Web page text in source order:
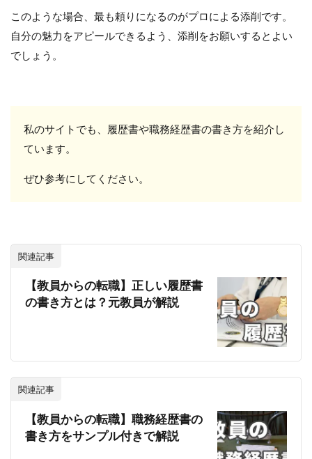
このような場合、最も頼りになるのがプロによる添削です。
自分の魅力をアピールできるよう、添削をお願いするとよい
でしょう。
私のサイトでも、履歴書や職務経歴書の書き方を紹介し
ています。
ぜひ参考にしてください。
関連記事
【教員からの転職】正しい履歴書
の書き方とは？元教員が解説
関連記事
【教員からの転職】職務経歴書の
書き方をサンプル付きで解説